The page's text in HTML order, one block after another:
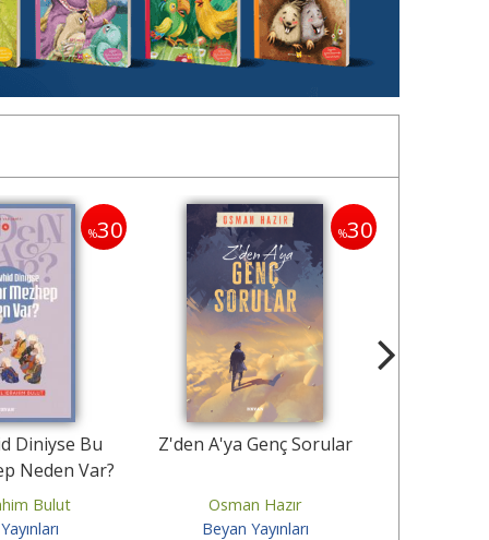
% 30
Bu
Neden Var?
Bulut
% 30
Z'den A'ya Genç Sorular
Osman Hazır
Beyan Yayınları